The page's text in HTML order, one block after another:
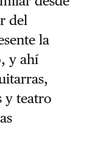
del
la
y ahí
y teatro